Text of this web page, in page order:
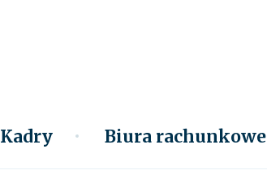
Kadry Biura rachunkowe